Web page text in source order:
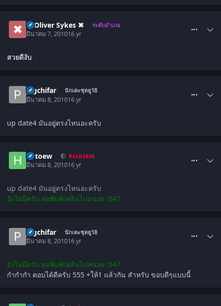
✖ Oliver Sykes ✖ ระดับอำเภอ
มีนาคม 7, 201016 yr
สวยดีงับ
pigchifar นักเตะชุดยู18
มีนาคม 8, 201016 yr
up date4 มันอยู่ตรงไหนอะครับ
hutoew Assistant
มีนาคม 8, 201016 yr
up date4 มันอยู่ตรงไหนอะครับ
ยังไม่มีครับ ผมพิมพ์เพลินไปหน่อย :047:
pigchifar นักเตะชุดยู18
มีนาคม 8, 201016 yr
ยังไม่มีครับ ผมพิมพ์เพลินไปหน่อย :047:
กำกำกำ ตอบได้ดีครับ 555 +ให้1 แล้วกัน สำหรับ ขอบดีๆแบบนี้